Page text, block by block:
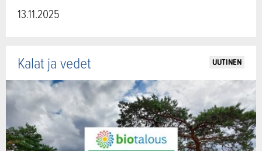
13.11.2025
Kalat ja vedet UUTINEN